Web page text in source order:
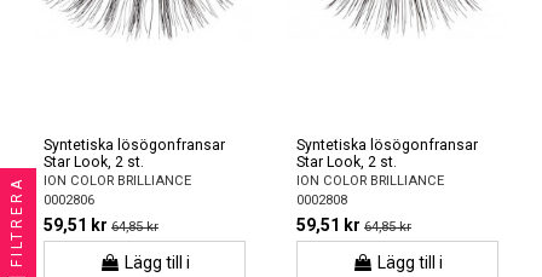
Syntetiska lösögonfransar
Star Look, 2 st.
ION COLOR BRILLIANCE
0002806
59,51 kr 64,85 kr
Lägg till i
Syntetiska lösögonfransar
Star Look, 2 st.
ION COLOR BRILLIANCE
0002808
59,51 kr 64,85 kr
Lägg till i
FILTRERA